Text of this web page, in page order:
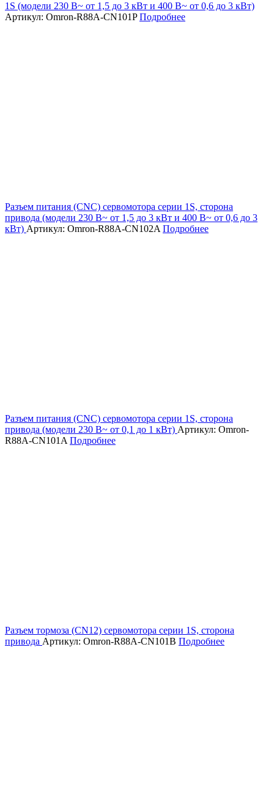
1S (модели 230 В~ от 1,5 до 3 кВт и 400 В~ от 0,6 до 3 кВт)
Артикул: Omron-R88A-CN101PПодробнее
Разъем питания (CNC) сервомотора серии 1S, сторона
привода (модели 230 В~ от 1,5 до 3 кВт и 400 В~ от 0,6 до 3
кВт) Артикул: Omron-R88A-CN102A Подробнее
Разъем питания (CNC) сервомотора серии 1S, сторона
привода (модели 230 В~ от 0,1 до 1 кВт) Артикул: Omron-
R88A-CN101A Подробнее
Разъем тормоза (CN12) сервомотора серии 1S, сторона
привода Артикул: Omron-R88A-CN101B Подробнее